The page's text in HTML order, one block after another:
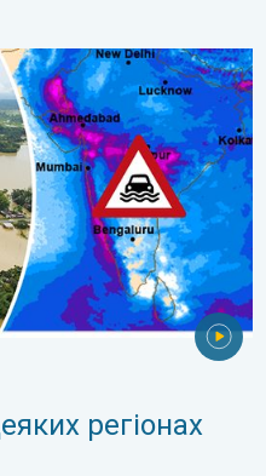
Азії. Незвичайний
регіонах